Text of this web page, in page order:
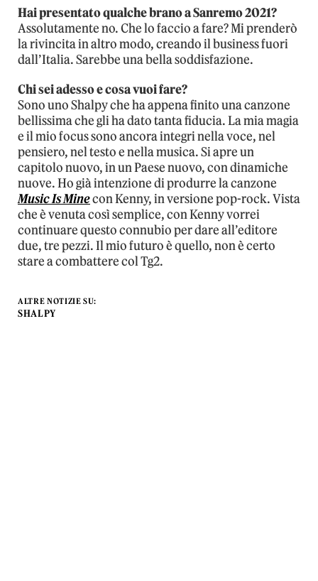
Hai presentato qualche brano a Sanremo 2021?
Assolutamente no. Che lo faccio a fare? Mi prenderò
la rivincita in altro modo, creando il business fuori
dall’Italia. Sarebbe una bella soddisfazione.
Chi sei adesso e cosa vuoi fare?
Sono uno Shalpy che ha appena finito una canzone
bellissima che gli ha dato tanta fiducia. La mia magia
e il mio focus sono ancora integri nella voce, nel
pensiero, nel testo e nella musica. Si apre un
capitolo nuovo, in un Paese nuovo, con dinamiche
nuove. Ho già intenzione di produrre la canzone
Music Is Minecon Kenny, in versione pop-rock. Vista
che è venuta così semplice, con Kenny vorrei
continuare questo connubio per dare all’editore
due, tre pezzi. Il mio futuro è quello, non è certo
stare a combattere col Tg2.
ALTRE NOTIZIE SU:
SHALPY